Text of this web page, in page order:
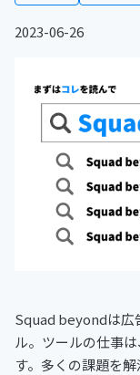
2023-06-26
Squad beyondは広
ル。ツールの仕事
す。多くの課題を